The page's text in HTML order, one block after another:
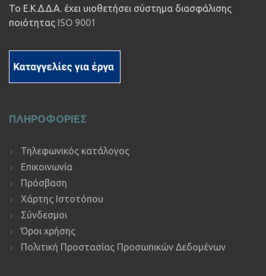
Το Ε.Κ.Δ.Δ.Α. έχει υιοθετήσει σύστημα διασφάλισης
ποιότητας ISO 9001
ΠΛΗΡΟΦΟΡΙΕΣ
Τηλεφωνικός κατάλογος
Επικοινωνία
Πρόσβαση
Χάρτης Ιστοτόπου
Σύνδεσμοι
Όροι χρήσης
Πολιτική Προστασίας Προσωπικών Δεδομένων